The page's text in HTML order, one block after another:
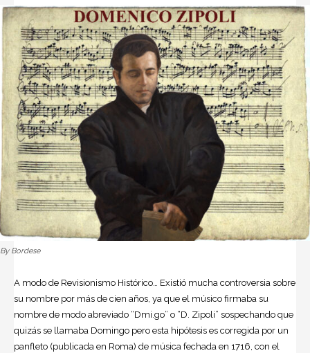
By Bordese
A modo de Revisionismo Histórico… Existió mucha controversia sobre
su nombre por más de cien años, ya que el músico firmaba su
nombre de modo abreviado “Dmi.go” o “D. Zipoli” sospechando que
quizás se llamaba Domingo pero esta hipótesis es corregida por un
panfleto (publicada en Roma) de música fechada en 1716, con el